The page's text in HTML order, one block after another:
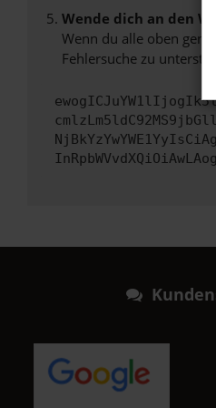
Wende dich an den
Wenn du alle oben
Fehlersuche zu